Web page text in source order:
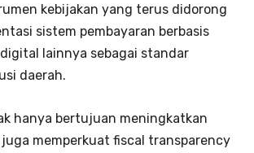
kebijakan yang terus didorong
sistem pembayaran berbasis
digital lainnya sebagai standar
daerah.
hanya bertujuan meningkatkan
memperkuat fiscal transparency